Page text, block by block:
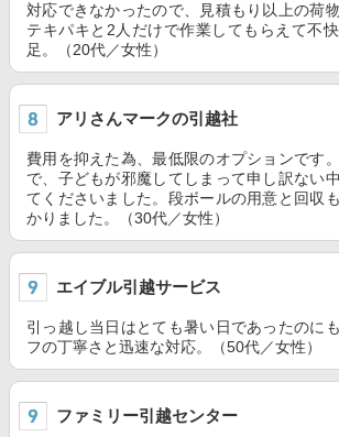
対応できなかったので、見積もり以上の荷
テキパキと2人だけで作業してもらえて不
足。（20代／女性）
アリさんマークの引越社
費用を抑えた為、最低限のオプションです
で、子どもが邪魔してしまって申し訳ない
てくださいました。段ボールの用意と回収
かりました。（30代／女性）
エイブル引越サービス
引っ越し当日はとても暑い日であったのに
フの丁寧さと迅速な対応。（50代／女性）
ファミリー引越センター